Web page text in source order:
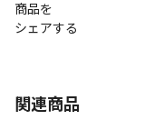
商品を
シェアする
関連商品